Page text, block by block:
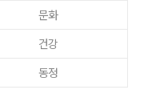
문화
건강
동정